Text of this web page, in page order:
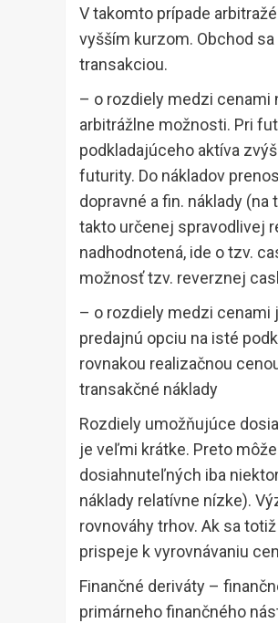
V takomto prípade
vyšším kurzom. Obchod
transakciou.
– o rozdiely medzi cenami
arbitrážlne možnosti. Pri
podkladajúceho aktíva
futurity. Do nákladov
dopravné a fin. náklady
takto určenej spravodlivej
nadhodnotená, ide o tzv.
možnosť tzv. reverznej
– o rozdiely medzi cenami
predajnú opciu na isté
rovnakou realizačnou
transakčné náklady
Rozdiely umožňujúce
je veľmi krátke. Preto
dosiahnuteľných iba
náklady relatívne nízke).
rovnováhy trhov. Ak sa
prispeje k vyrovnávaniu
Finančné deriváty –
primárneho finančného